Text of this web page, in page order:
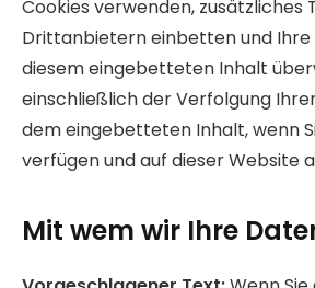
Cookies verwenden, zusätzliches
Drittanbietern einbetten und
diesem eingebetteten Inhalt
einschließlich der Verfolgung
dem eingebetteten Inhalt, wenn
verfügen und auf dieser Website
Mit wem wir Ihre